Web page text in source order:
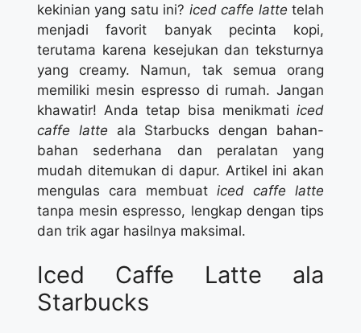
kekinian yang satu ini? iced caffe latte telah
menjadi favorit banyak pecinta kopi,
terutama karena kesejukan dan teksturnya
yang creamy. Namun, tak semua orang
memiliki mesin espresso di rumah. Jangan
khawatir! Anda tetap bisa menikmati iced
caffe latte ala Starbucks dengan bahan-
bahan sederhana dan peralatan yang
mudah ditemukan di dapur. Artikel ini akan
mengulas cara membuat iced caffe latte
tanpa mesin espresso, lengkap dengan tips
dan trik agar hasilnya maksimal.
Iced Caffe Latte ala
Starbucks